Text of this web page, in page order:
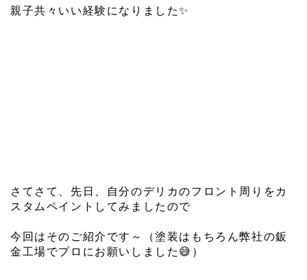
親子共々いい経験になりました✨
さてさて、先日、自分のデリカのフロント周りをカ
スタムペイントしてみましたので
今回はそのご紹介です～
（塗装はもちろん弊社の鈑
金工場でプロにお願いしました😅 ）